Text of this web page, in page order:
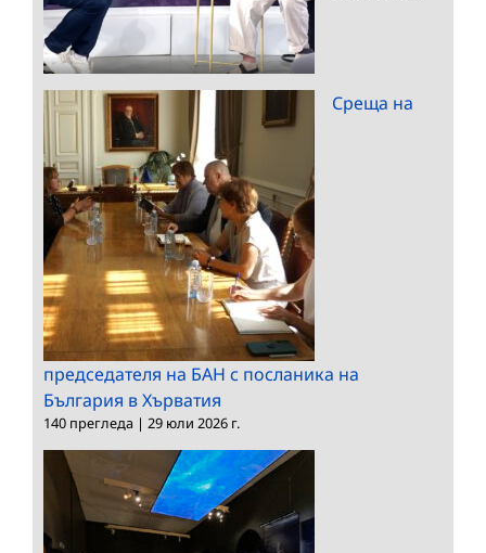
Среща на
председателя на БАН с посланика на
България в Хърватия
140 прегледа | 29 юли 2026 г.